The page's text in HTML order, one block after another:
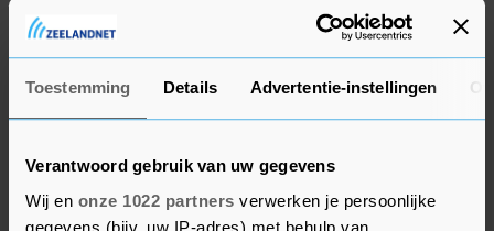
Toestemming Details Advertentie-instellingen
Verantwoord gebruik van uw gegevens
Wij en onze 1022 partners verwerken je persoonlijke
gegevens (bijv. uw IP-adres) met behulp van